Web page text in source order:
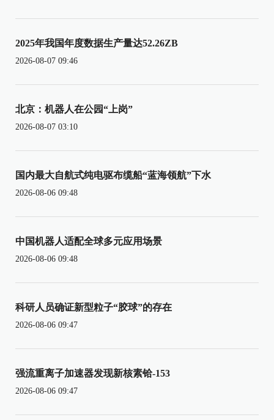
2025年我国年度数据生产量达52.26ZB
2026-08-07 09:46
北京：机器人在公园“上岗”
2026-08-07 03:10
国内最大自航式纯电驱布缆船“蓝海领航”下水
2026-08-06 09:48
中国机器人适配全球多元应用场景
2026-08-06 09:48
科研人员确证新型粒子“胶球”的存在
2026-08-06 09:47
强流重离子加速器发现新核素铪-153
2026-08-06 09:47